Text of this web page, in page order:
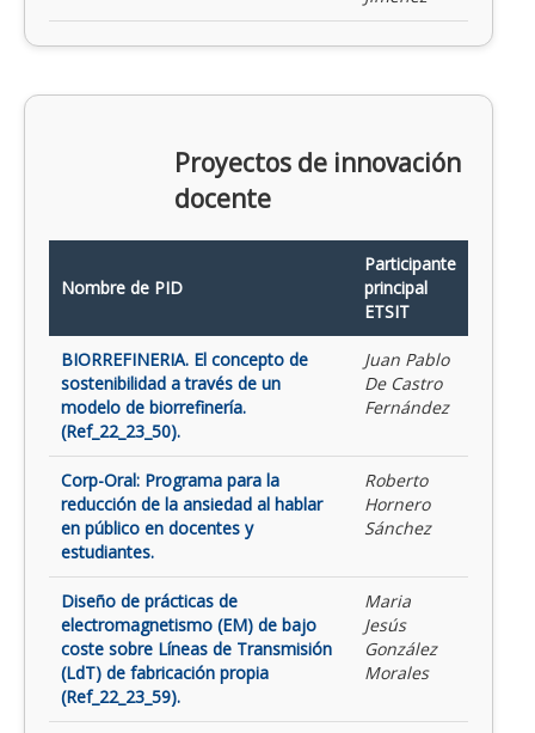
Proyectos de innovación
docente
Nombre de PID
Participante
principal
ETSIT
BIORREFINERIA. El concepto de
sostenibilidad a través de un
modelo de biorrefinería.
(Ref_22_23_50).
Juan Pablo
De Castro
Fernández
Corp-Oral: Programa para la
reducción de la ansiedad al hablar
en público en docentes y
estudiantes.
Roberto
Hornero
Sánchez
Diseño de prácticas de
electromagnetismo (EM) de bajo
coste sobre Líneas de Transmisión
(LdT) de fabricación propia
(Ref_22_23_59).
Maria
Jesús
González
Morales